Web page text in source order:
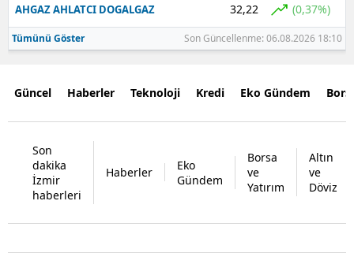
AHGAZ AHLATCI DOGALGAZ 32,22 (0,37%)
Tümünü Göster Son Güncellenme: 06.08.2026 18:10
Güncel Haberler Teknoloji Kredi Eko Gündem
Son
dakika
İzmir
haberleri
Haberler
Eko
Gündem
Borsa
ve
Yatırım
Altın
ve
Döviz